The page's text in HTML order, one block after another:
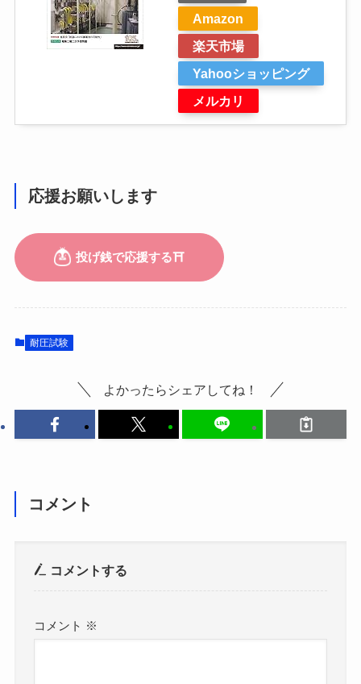
Amazon
楽天市場
Yahooショッピング
メルカリ
応援お願いします
耐圧試験
よかったらシェアしてね！
コメント
コメントする
コメント ※